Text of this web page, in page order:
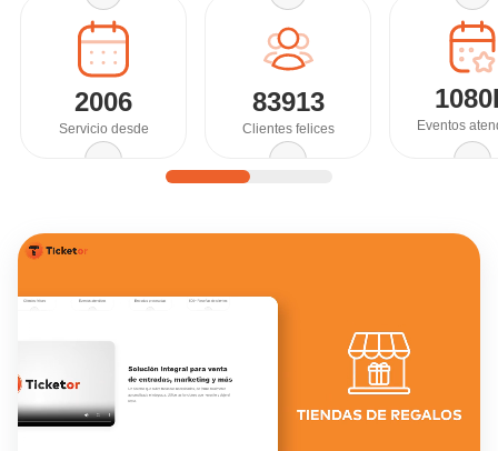
2006
Servicio desde
83913
Clientes felices Eventos